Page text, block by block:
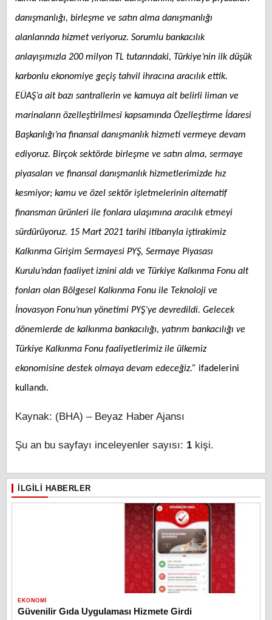
danışmanlığı, birleşme ve satın alma danışmanlığı
alanlarında hizmet veriyoruz. Sorumlu bankacılık
anlayışımızla 200 milyon TL tutarındaki, Türkiye’nin ilk düşük
karbonlu ekonomiye geçiş tahvil ihracına aracılık ettik.
EÜAŞ’a ait bazı santrallerin ve kamuya ait belirli liman ve
marinaların özelleştirilmesi kapsamında Özelleştirme İdaresi
Başkanlığı’na finansal danışmanlık hizmeti vermeye devam
ediyoruz. Birçok sektörde birleşme ve satın alma, sermaye
piyasaları ve finansal danışmanlık hizmetlerimizde hız
kesmiyor; kamu ve özel sektör işletmelerinin alternatif
finansman ürünleri ile fonlara ulaşımına aracılık etmeyi
sürdürüyoruz. 15 Mart 2021 tarihi itibarıyla iştirakimiz
Kalkınma Girişim Sermayesi PYŞ, Sermaye Piyasası
Kurulu’ndan faaliyet iznini aldı ve Türkiye Kalkınma Fonu alt
fonları olan Bölgesel Kalkınma Fonu ile Teknoloji ve
İnovasyon Fonu’nun yönetimi PYŞ’ye devredildi. Gelecek
dönemlerde de kalkınma bankacılığı, yatırım bankacılığı ve
Türkiye Kalkınma Fonu faaliyetlerimiz ile ülkemiz
ekonomisine destek olmaya devam edeceğiz.” ifadelerini
kullandı.
Kaynak: (BHA) – Beyaz Haber Ajansı
Şu an bu sayfayı inceleyenler sayısı: 1 kişi.
İLGILI HABERLER
EKONOMI
Güvenilir Gıda Uygulaması Hizmete Girdi